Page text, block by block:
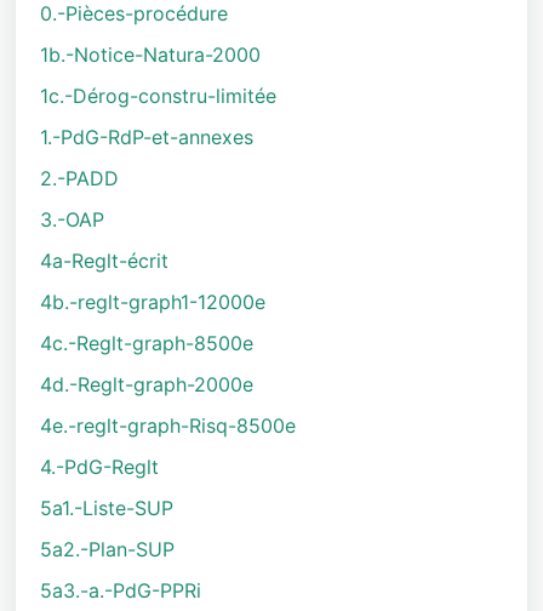
0.-Pièces-procédure
1b.-Notice-Natura-2000
1c.-Dérog-constru-limitée
1.-PdG-RdP-et-annexes
2.-PADD
3.-OAP
4a-Reglt-écrit
4b.-reglt-graph1-12000e
4c.-Reglt-graph-8500e
4d.-Reglt-graph-2000e
4e.-reglt-graph-Risq-8500e
4.-PdG-Reglt
5a1.-Liste-SUP
5a2.-Plan-SUP
5a3.-a.-PdG-PPRi